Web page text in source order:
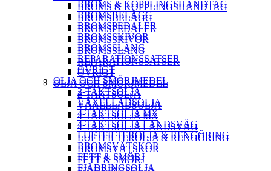
BROMS & KOPPLINGSHANDTAG
BROMSBELÄGG
BROMSPEDALER
BROMSSKIVOR
BROMSSLANG
REPARATIONSSATSER
ÖVRIGT
OLJA OCH SMÖRJMEDEL
2-TAKTSOLJA
VÄXELLÅDSOLJA
4-TAKTSOLJA MX
4-TAKTSOLJA LANDSVÄG
LUFTFILTEROLJA & RENGÖRING
BROMSVÄTSKOR
FETT & SMÖRJ
BROMS & KOPPLINGSHANDTAG
BROMSBELÄGG
BROMSPEDALER
BROMSSKIVOR
BROMSSLANG
REPARATIONSSATSER
ÖVRIGT
OLJA OCH SMÖRJMEDEL
2-TAKTSOLJA
VÄXELLÅDSOLJA
4-TAKTSOLJA MX
4-TAKTSOLJA LANDSVÄG
LUFTFILTEROLJA & RENGÖRING
BROMSVÄTSKOR
FETT & SMÖRJ
FJÄDRINGSOLJA